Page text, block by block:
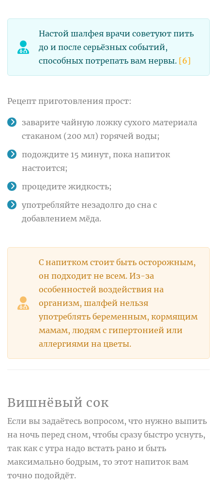
Настой шалфея врачи советуют пить
до и после серьёзных событий,
способных потрепать вам нервы. [6]
Рецепт приготовления прост:
заварите чайную ложку сухого материала
стаканом (200 мл) горячей воды;
подождите 15 минут, пока напиток
настоится;
процедите жидкость;
употребляйте незадолго до сна с
добавлением мёда.
С напитком стоит быть осторожным,
он подходит не всем. Из-за
особенностей воздействия на
организм, шалфей нельзя
употреблять беременным, кормящим
мамам, людям с гипертонией или
аллергиями на цветы.
Вишнёвый сок
Если вы задаётесь вопросом, что нужно выпить
на ночь перед сном, чтобы сразу быстро уснуть,
так как с утра надо встать рано и быть
максимально бодрым, то этот напиток вам
точно подойдёт.